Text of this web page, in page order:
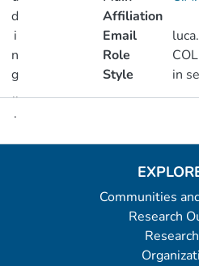
d
i
n
g
..
.
Loading...
Affiliation
Email
Role
Style
in
Communities
Research